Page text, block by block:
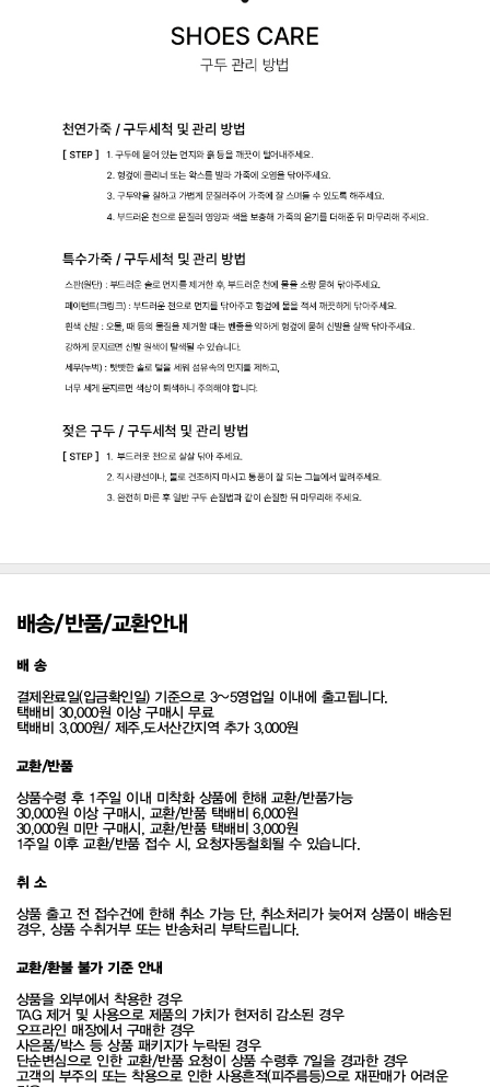
배송/반품/교환안내
배 송
결제완료일(입금확인일) 기준으로 3~5영업일 이내에 출고됩니다.
택배비 30,000원 이상 구매시 무료
택배비 3,000원/ 제주,도서산간지역 추가 3,000원
교환/반품
상품수령 후 1주일 이내 미착화 상품에 한해 교환/반품가능
30,000원 이상 구매시, 교환/반품 택배비 6,000원
30,000원 미만 구매시, 교환/반품 택배비 3,000원
1주일 이후 교환/반품 접수 시, 요청자동철회될 수 있습니다.
취 소
상품 출고 전 접수건에 한해 취소 가능 단, 취소처리가 늦어져 상품이 배송된
경우, 상품 수취거부 또는 반송처리 부탁드립니다.
교환/환불 불가 기준 안내
상품을 외부에서 착용한 경우
TAG 제거 및 사용으로 제품의 가치가 현저히 감소된 경우
오프라인 매장에서 구매한 경우
사은품/박스 등 상품 패키지가 누락된 경우
단순변심으로 인한 교환/반품 요청이 상품 수령후 7일을 경과한 경우
고객의 부주의 또는 착용으로 인한 사용흔적(피주름등)으로 재판매가 어려운